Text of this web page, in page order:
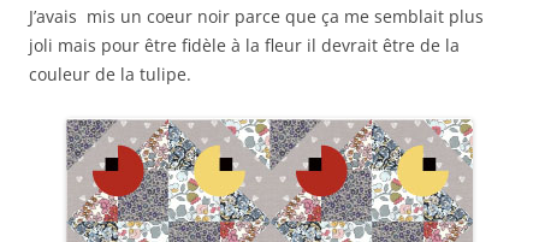
J’avais mis un coeur noir parce que ça me semblait plus
joli mais pour être fidèle à la fleur il devrait être de la
couleur de la tulipe.